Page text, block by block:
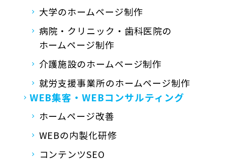
大学のホームページ制作
病院・クリニック・歯科医院の
ホームページ制作
介護施設のホームページ制作
就労支援事業所のホームページ制作
WEB集客・WEBコンサルティング
ホームページ改善
WEBの内製化研修
コンテンツSEO